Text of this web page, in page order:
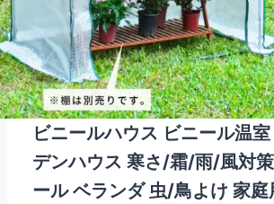
ビニールハウス ビニール温
デンハウス 寒さ/霜/雨/風対
ール ベランダ 虫/鳥よけ 家